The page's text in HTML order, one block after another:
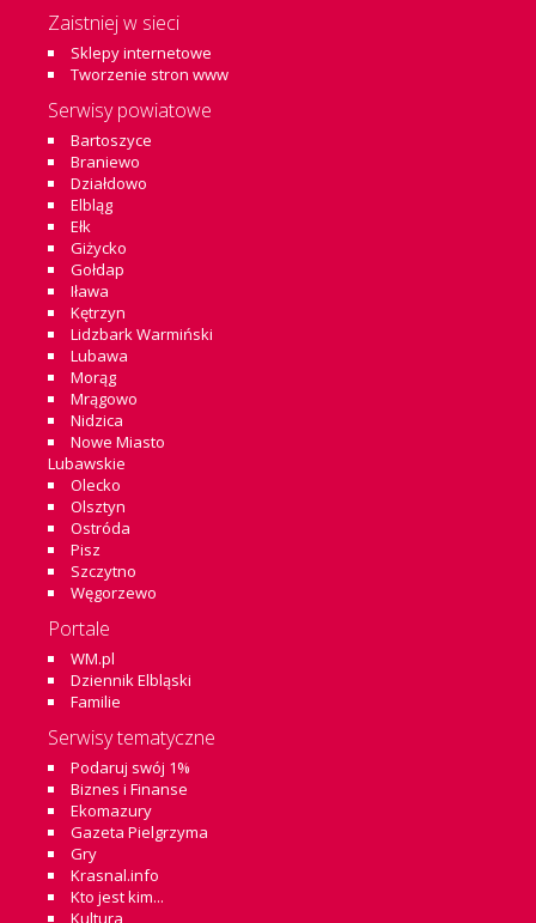
Zaistniej w sieci
Sklepy internetowe
Tworzenie stron www
Serwisy powiatowe
Bartoszyce
Braniewo
Działdowo
Elbląg
Ełk
Giżycko
Gołdap
Iława
Kętrzyn
Lidzbark Warmiński
Lubawa
Morąg
Mrągowo
Nidzica
Nowe Miasto
Lubawskie
Olecko
Olsztyn
Ostróda
Pisz
Szczytno
Węgorzewo
Portale
WM.pl
Dziennik Elbląski
Familie
Serwisy tematyczne
Podaruj swój 1%
Biznes i Finanse
Ekomazury
Gazeta Pielgrzyma
Gry
Krasnal.info
Kto jest kim...
Kultura